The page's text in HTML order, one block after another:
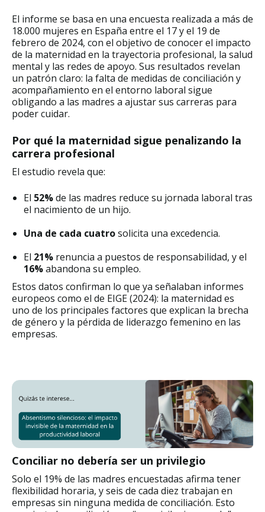
El informe se basa en una encuesta realizada a más de
18.000 mujeres en España entre el 17 y el 19 de
febrero de 2024, con el objetivo de conocer el impacto
de la maternidad en la trayectoria profesional, la salud
mental y las redes de apoyo. Sus resultados revelan
un patrón claro: la falta de medidas de conciliación y
acompañamiento en el entorno laboral sigue
obligando a las madres a ajustar sus carreras para
poder cuidar.
Por qué la maternidad sigue penalizando la
carrera profesional
El estudio revela que:
El 52%de las madres reduce su jornada laboral tras
el nacimiento de un hijo.
Una de cada cuatrosolicita una excedencia.
El 21% renuncia a puestos de responsabilidad, y el
16%abandona su empleo.
Estos datos confirman lo que ya señalaban informes
europeos como el de EIGE (2024): la maternidad es
uno de los principales factores que explican la brecha
de género y la pérdida de liderazgo femenino en las
empresas.
Conciliar no debería ser un privilegio
Solo el 19% de las madres encuestadas afirma tener
flexibilidad horaria, y seis de cada diez trabajan en
empresas sin ninguna medida de conciliación. Esto